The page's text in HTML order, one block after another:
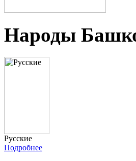
Народы
Русские
Подробнее